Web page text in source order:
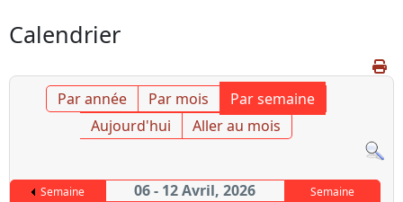
Calendrier
Par année Par mois
Par semaine
Aujourd'hui
Aller au mois
Semaine
06 - 12 Avril, 2026
Semaine